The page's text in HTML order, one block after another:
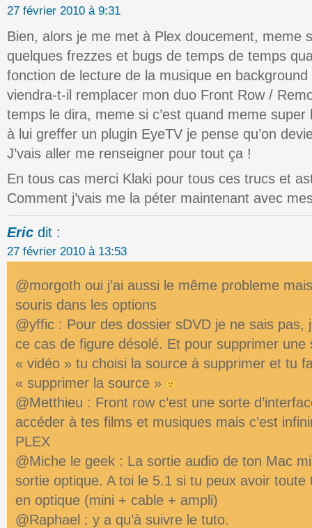
27 février 2010 à 9:31
Bien, alors je me met à Plex doucement, meme
quelques frezzes et bugs de temps de temps
fonction de lecture de la musique en
viendra-t-il remplacer mon duo Front Row /
temps le dira, meme si c’est quand meme super
à lui greffer un plugin EyeTV je pense qu’on
J’vais aller me renseigner pour tout ça !
En tous cas merci Klaki pour tous ces trucs et
Comment j’vais me la péter maintenant avec
Eric dit :
27 février 2010 à 13:53
@morgoth oui j’ai aussi le même probleme
souris dans les options
@yffic : Pour des dossier sDVD je ne sais pas,
ce cas de figure désolé. Et pour supprimer une
« vidéo » tu choisi la source à supprimer et tu
« supprimer la source »
@Metthieu : Front row c’est une sorte
accéder à tes films et musiques mais c’est
PLEX
@Miche le geek : La sortie audio de ton Mac
sortie optique. A toi le 5.1 si tu peux avoir toute
en optique (mini + cable + ampli)
@Raphael : y a qu’à suivre le tuto.